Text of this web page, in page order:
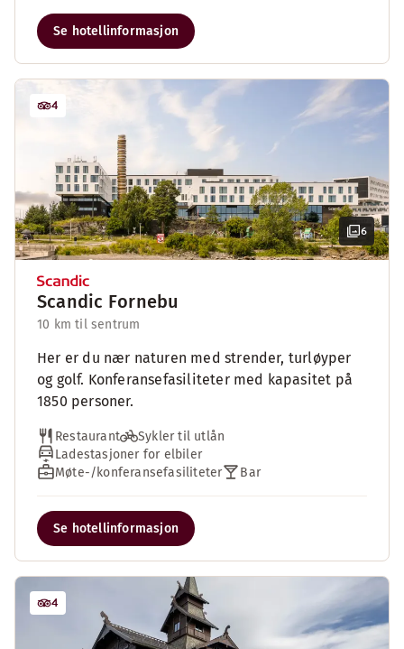
Se hotellinformasjon
6
4
Scandic Fornebu
10 km til sentrum
Her er du nær naturen med strender, turløyper
og golf. Konferansefasiliteter med kapasitet på
1850 personer.
Restaurant
Sykler til utlån
Ladestasjoner for elbiler
Møte-/konferansefasiliteter
Bar
Se hotellinformasjon
4